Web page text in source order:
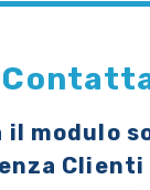
il modulo
Clienti